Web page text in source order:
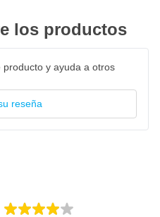
los productos
producto y ayuda a otros
reseña